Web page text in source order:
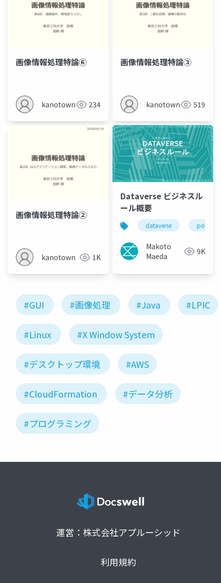
画像情報処理特論⑥
kanotown 234
画像情報処理特論③
kanotown 519
画像情報処理特論②
kanotown 1K
Dataverse ビジネスル
ール概要
dataverse power
Makoto
Maeda
9K
#GUI #画像処理 #Java #LPIC
#Linux #X Window System
#デスクトップ環境 #AWS
#CloudFormation #データ分析
#プログラミング
運営：株式会社アプルーシッド
利用規約